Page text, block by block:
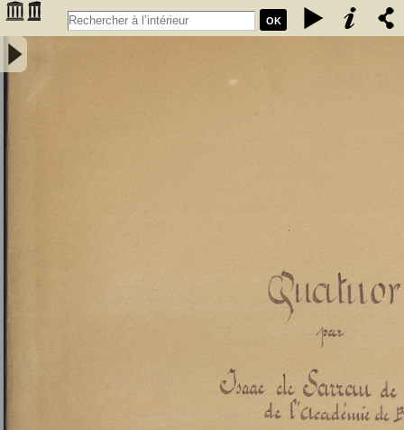
OK
Quatuor par Isaac Sarrau de Boynet de l'Académie de Bordeaux -
Sarrau de Boynet, Isaac de; (1684-1763). Compositeur.